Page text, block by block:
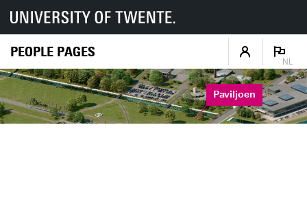
PEOPLE PAGES
NL
Paviljoen